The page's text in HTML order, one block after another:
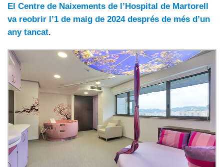
El Centre de Naixements de l’Hospital de Martorell
va reobrir l’1 de maig de 2024 després de més d’un
any tancat.